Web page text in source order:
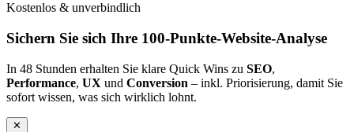
Kostenlos & unverbindlich
Sichern Sie sich Ihre 100-Punkte-Website-Analyse
In 48 Stunden erhalten Sie klare Quick Wins zu SEO,
Performance, UX und Conversion – inkl. Priorisierung, damit Sie
sofort wissen, was sich wirklich lohnt.
✕